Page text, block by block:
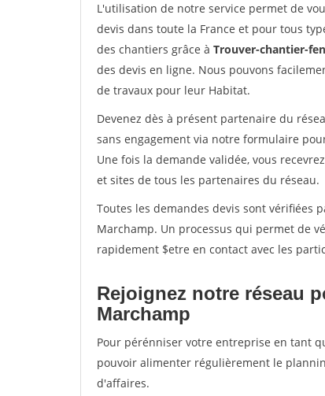
L'utilisation de notre service permet de
devis dans toute la France et pour tous
des chantiers grâce à Trouver-chantier-
des devis en ligne. Nous pouvons
de travaux pour leur Habitat.
Devenez dès à présent partenaire du
sans engagement via notre formulaire
Une fois la demande validée, vous
et sites de tous les partenaires du réseau.
Toutes les demandes devis sont vérifiées
Marchamp. Un processus qui permet de
rapidement $etre en contact avec les
Rejoignez notre réseau
Marchamp
Pour pérénniser votre entreprise en tant
pouvoir alimenter régulièrement le
d'affaires.